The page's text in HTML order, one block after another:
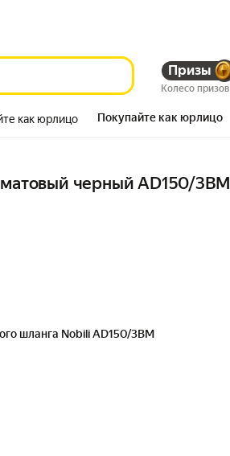
Призы
Колесо призов
как юрлицо Покупайте как юрлицо
черный AD150/3BM
шланга Nobili AD150/3BM